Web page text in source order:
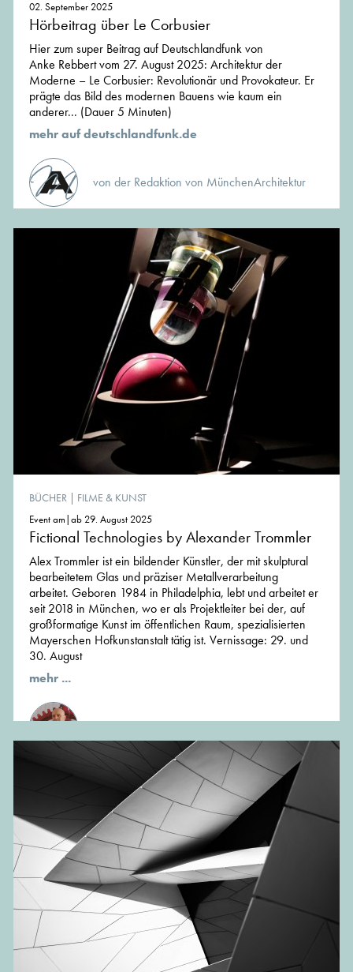
02. September 2025
Hörbeitrag über Le Corbusier
Hier zum super Beitrag auf Deutschlandfunk von
Anke Rebbert vom 27. August 2025: Architektur der
Moderne – Le Corbusier: Revolutionär und Provokateur. Er
prägte das Bild des modernen Bauens wie kaum ein
anderer... (Dauer 5 Minuten)
mehr auf deutschlandfunk.de
von der Redaktion von MünchenArchitektur
BÜCHER | FILME & KUNST
Event am|ab 29. August 2025
Fictional Technologies by Alexander Trommler
Alex Trommler ist ein bildender Künstler, der mit skulptural
bearbeitetem Glas und präziser Metallverarbeitung
arbeitet. Geboren 1984 in Philadelphia, lebt und arbeitet er
seit 2018 in München, wo er als Projektleiter bei der, auf
großformatige Kunst im öffentlichen Raum, spezialisierten
Mayerschen Hofkunstanstalt tätig ist. Vernissage: 29. und
30. August
mehr ...
von Gerhard Grabsdorf, Gastautor